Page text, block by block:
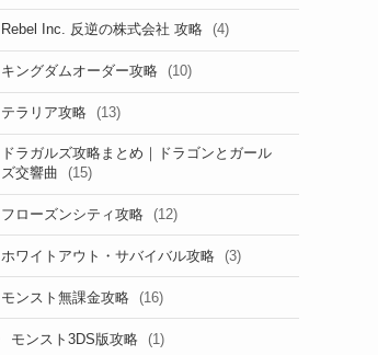
Rebel Inc. 反逆の株式会社 攻略 (4)
キングダムオーダー攻略 (10)
テラリア攻略 (13)
ドラガルズ攻略まとめ｜ドラゴンとガール
ズ交響曲
(15)
フローズンシティ攻略 (12)
ホワイトアウト・サバイバル攻略 (3)
モンスト無課金攻略 (16)
モンスト3DS版攻略 (1)